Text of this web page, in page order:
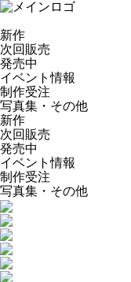
新作
次回販売
発売中
イベント情報
制作受注
写真集・その他
新作
次回販売
発売中
イベント情報
制作受注
写真集・その他